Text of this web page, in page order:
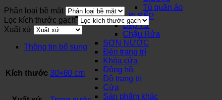
Tủ quần áo
THIẾT BỊ BẾP
Bếp Từ
Chậu Rửa
SƠN NƯỚC
Đèn trang trí
Khóa cửa
Đồng hồ
Đồ trang trí
Cửa
Sản phẩm khác
Phân loại bề mặt
Lọc kích thước gạch
Xuất xứ
Thông tin bổ sung
Kích thước 30×60 cm